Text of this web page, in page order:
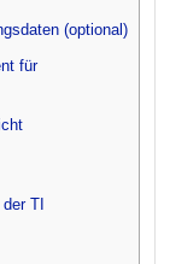
(optional)
für
TI